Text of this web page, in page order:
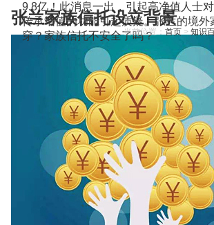
当前位置： 首页> 知识
9.8亿！此消息一出，引起高净值人士
传承增值的功能引起质疑。张兰的境外
穿？家族信托不安全了吗？
张兰家族信托设立背景